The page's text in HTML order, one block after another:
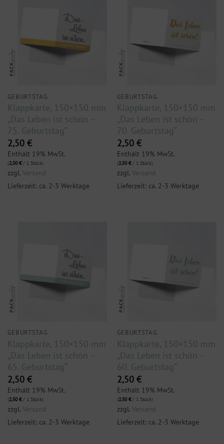
GEBURTSTAG
Klappkarte, 150×150 mm
„Das Leben ist schön –
75. Geburtstag“
2,50 €
Enthält 19% MwSt.
(2,50€/ 1 Stück)
zzgl. Versand
Lieferzeit: ca. 2-3 Werktage
GEBURTSTAG
Klappkarte, 150×150 mm
„Das Leben ist schön –
70. Geburtstag“
2,50 €
Enthält 19% MwSt.
(2,50€/ 1 Stück)
zzgl. Versand
Lieferzeit: ca. 2-3 Werktage
GEBURTSTAG
Klappkarte, 150×150 mm
„Das Leben ist schön –
65. Geburtstag“
2,50 €
Enthält 19% MwSt.
(2,50€/ 1 Stück)
zzgl. Versand
Lieferzeit: ca. 2-3 Werktage
GEBURTSTAG
Klappkarte, 150×150 mm
„Das Leben ist schön –
60. Geburtstag“
2,50 €
Enthält 19% MwSt.
(2,50€/ 1 Stück)
zzgl. Versand
Lieferzeit: ca. 2-3 Werktage